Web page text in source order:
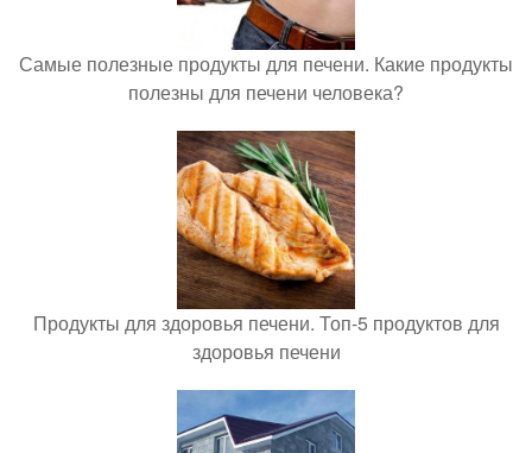
Самые полезные продукты для печени. Какие продукты
полезны для печени человека?
Продукты для здоровья печени. Топ-5 продуктов для
здоровья печени